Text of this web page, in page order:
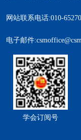
网站联系电话:010-
电子邮件
学会订阅号